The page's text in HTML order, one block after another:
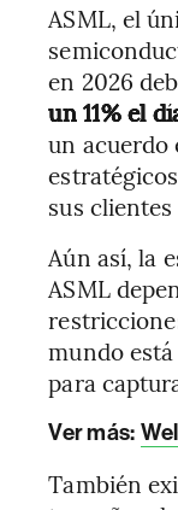
ASML, el
en 2026
un 11% el
un acuerdo
sus
Aún así, la
ASML
mundo
para
Ver más:
También